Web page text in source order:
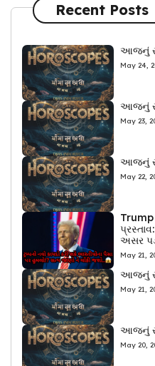
Recent Posts
આજનું
May 24,
આજનું
May 23,
આજનું
May 22,
અસર
May 21,
આજનું
May 21,
આજનું
May 20,